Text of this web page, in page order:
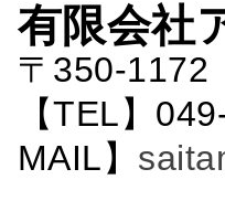
有限会社
〒350-
【TEL】
MAIL】